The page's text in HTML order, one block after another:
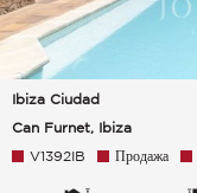
Ibiza Ciudad
Can Furnet, Ibiza
V1392IB Продажа